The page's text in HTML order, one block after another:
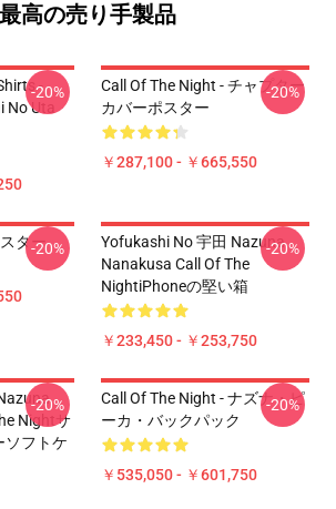
最高の売り手製品
-
Uta
-20%
Call Of The Night - チャプター
カバーポスター
￥287,100 - ￥665,550
-20%
ター-20%
Yofukashi No 宇田 Nazuna
Nanakusa Call Of The
NightiPhoneの堅い箱
￥233,450 - ￥253,750
-20%
Nightサ
ソフトケ
-20%
Call Of The Night - ナズナ・ピ
ーカ・バックパック
￥535,050 - ￥601,750
-20%